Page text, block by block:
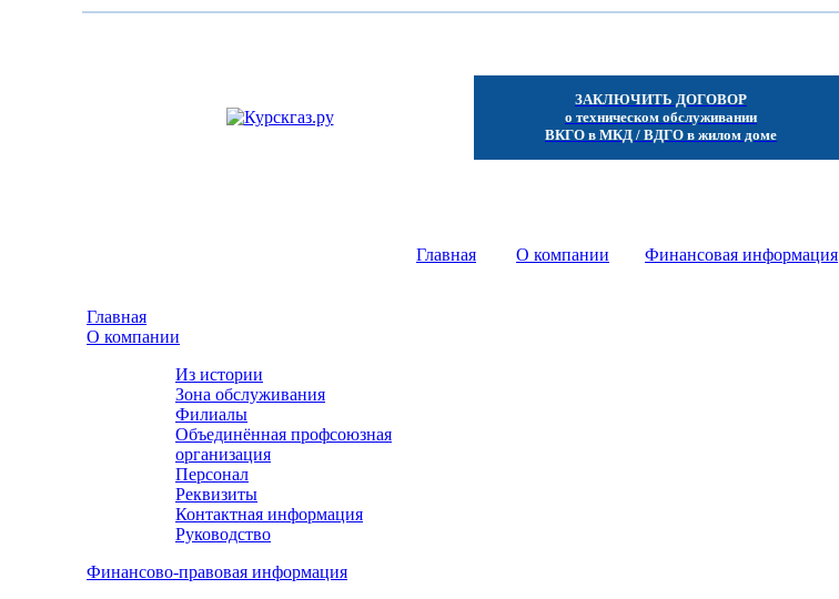
ЗАКЛЮЧИТЬ ДОГОВОР
о техническом обслуживании
ВКГО в МКД / ВДГО в жилом доме
Главная О компании Финансовая информация
Главная
О компании
Из истории
Зона обслуживания
Филиалы
Объединённая профсоюзная
организация
Персонал
Реквизиты
Контактная информация
Руководство
Финансово-правовая информация